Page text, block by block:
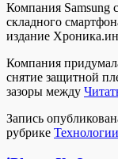
Компания Samsung
складного
издание
Компания
снятие защитной
зазоры между
Запись
рубрике Технологии